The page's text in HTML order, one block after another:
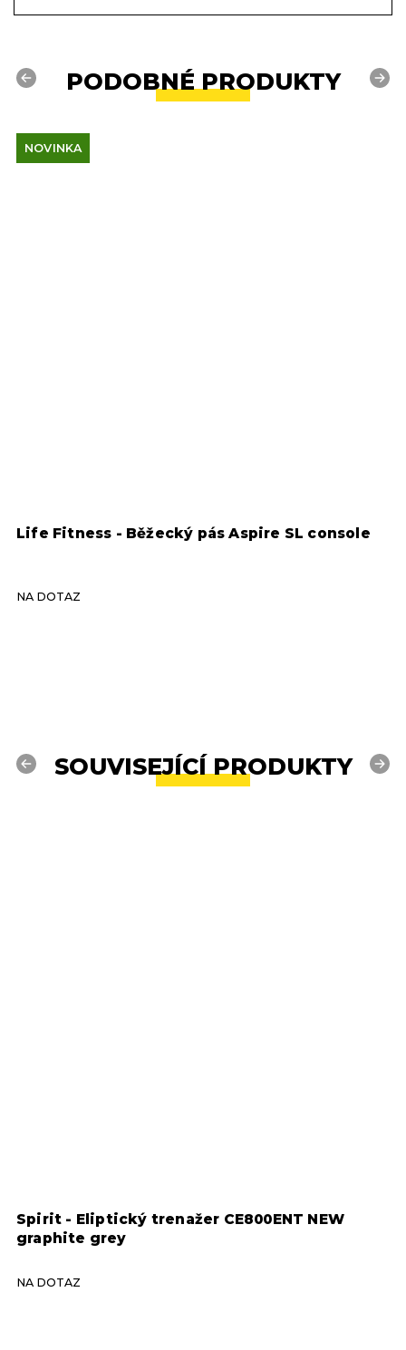
PODOBNÉ PRODUKTY
Previous
NOVINKA
Life Fitness - Běžecký pás Aspire SL console
NA DOTAZ
Next
SOUVISEJÍCÍ PRODUKTY
Previous
Eliptický trenažer Life Fitness E3, GO
Next